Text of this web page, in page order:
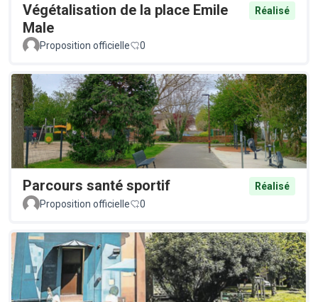
Végétalisation de la place Emile
Male
Réalisé
Proposition officielle 0
Parcours santé sportif
Réalisé
Proposition officielle
0